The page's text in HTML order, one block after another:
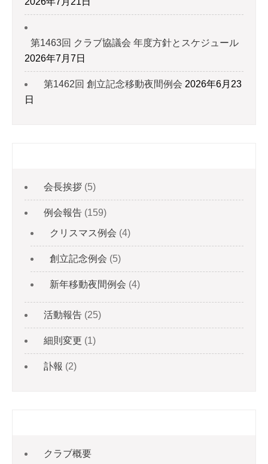
第1463回 クラブ協議会 年度方針とスケジュール
2026年7月7日
第1462回 創立記念移動夜間例会 2026年6月23
日
会長挨拶 (5)
例会報告 (159)
クリスマス例会 (4)
創立記念例会 (5)
新年移動夜間例会 (4)
活動報告 (25)
細則変更 (1)
訃報 (2)
クラブ概要